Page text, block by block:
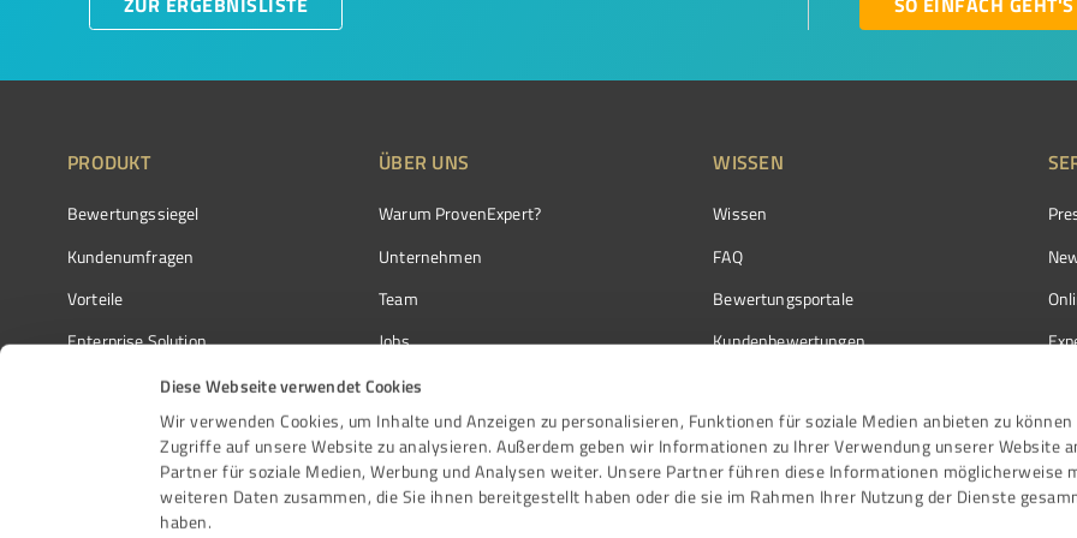
Diese Webseite verwendet Cookies
Wir verwenden Cookies, um Inhalte und Anzeigen zu personalisieren, Funktionen für soziale Medien anbieten zu können
Zugriffe auf unsere Website zu analysieren. Außerdem geben wir Informationen zu Ihrer Verwendung unserer Website
Partner für soziale Medien, Werbung und Analysen weiter. Unsere Partner führen diese Informationen möglicherweise
weiteren Daten zusammen, die Sie ihnen bereitgestellt haben oder die sie im Rahmen Ihrer Nutzung der Dienste
haben.
PRODUKT
Bewertungssiegel
Kundenumfragen
Vorteile
Enterprise Solution
Partnerprogramm
Auszeichnungen
ÜBER UNS
Warum ProvenExpert?
Unternehmen
Team
Jobs
Kundenstimmen
Kontakt
WISSEN
Wissen
FAQ
Bewertungsportale
Kundenbewertungen
Bewertungs­richtlinien
Events